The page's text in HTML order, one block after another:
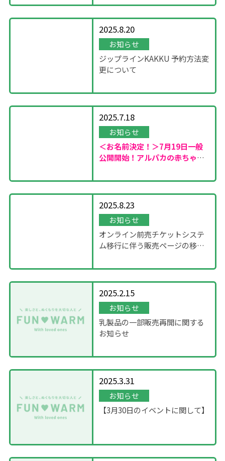
2025.8.20
お知らせ
ジップラインKAKKU 予約方法変
更について
2025.7.18
お知らせ
＜お名前決定！＞7月19日一般
公開開始！ アルパカの赤ちゃん
2025.8.23
お知らせ
オンライン前売チケットシステ
ム移行に伴う販売ページの移設
2025.2.15
お知らせ
乳製品の一部販売再開に関する
お知らせ
2025.3.31
お知らせ
【3月30日のイベントに関して】